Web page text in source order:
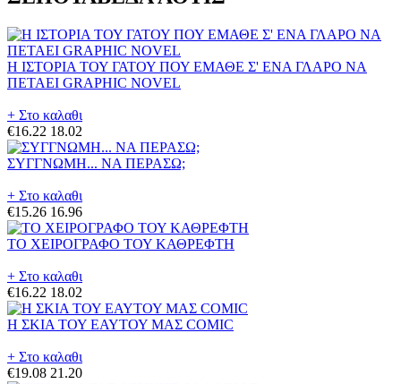
Η ΙΣΤΟΡΙΑ ΤΟΥ ΓΑΤΟΥ ΠΟΥ ΕΜΑΘΕ Σ' ΕΝΑ ΓΛΑΡΟ ΝΑ
ΠΕΤΑΕΙ GRAPHIC NOVEL
+ Στο καλαθι
€16.22 18.02
ΣΥΓΓΝΩΜΗ... ΝΑ ΠΕΡΑΣΩ;
+ Στο καλαθι
€15.26 16.96
ΤΟ ΧΕΙΡΟΓΡΑΦΟ ΤΟΥ ΚΑΘΡΕΦΤΗ
+ Στο καλαθι
€16.22 18.02
Η ΣΚΙΑ ΤΟΥ ΕΑΥΤΟΥ ΜΑΣ COMIC
+ Στο καλαθι
€19.08 21.20